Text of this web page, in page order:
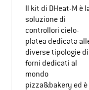
Il kit di DHeat-M è
soluzione di
controllori cielo-
platea dedicata
diverse tipologie di
forni dedicati al
mondo
pizza&bakery ed è